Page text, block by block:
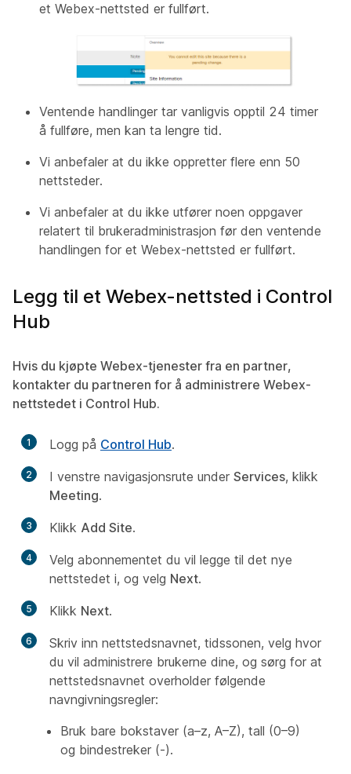
et Webex-nettsted er fullført.
Ventende handlinger tar vanligvis opptil 24 timer
å fullføre, men kan ta lengre tid.
Vi anbefaler at du ikke oppretter flere enn 50
nettsteder.
Vi anbefaler at du ikke utfører noen oppgaver
relatert til brukeradministrasjon før den ventende
handlingen for et Webex-nettsted er fullført.
Legg til et Webex-nettsted i Control
Hub
Hvis du kjøpte Webex-tjenester fra en partner,
kontakter du partneren for å administrere Webex-
nettstedet i Control Hub.
1 Logg på Control Hub.
2 I venstre navigasjonsrute under Services, klikk
Meeting.
3 Klikk Add Site.
4
Velg abonnementet du vil legge til det nye
nettstedet i, og velg Next.
5 Klikk Next.
6
Skriv inn nettstedsnavnet, tidssonen, velg hvor
du vil administrere brukerne dine, og sørg for at
nettstedsnavnet overholder følgende
navngivningsregler:
Bruk bare bokstaver (a–z, A–Z), tall (0–9)
og bindestreker (-).